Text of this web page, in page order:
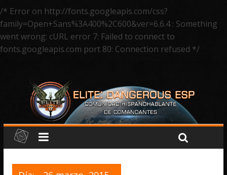
/* Error on http://fonts.googleapis.com/css?
family=Open+Sans%3A400%2C600&ver=6.6.4 : Something
went wrong: cURL error 7: Failed to connect to
fonts.googleapis.com port 80: Connection refused */